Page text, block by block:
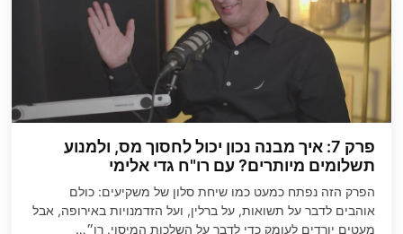
פרק 7: איך מבנה נכון יכול לחסוך מס, ולמנוע
תשלומים מיותרים? עם רו"ח גדי אלימי
הפרק הזה נפתח כמעט כמו שיחת סלון של משקיעים: כולם
אוהבים לדבר על תשואות, על ברלין, ועל הזדמנויות באירופה, אבל
מעטים יורדים לעומק כדי לדבר על השלכות המיסוי. רו״…